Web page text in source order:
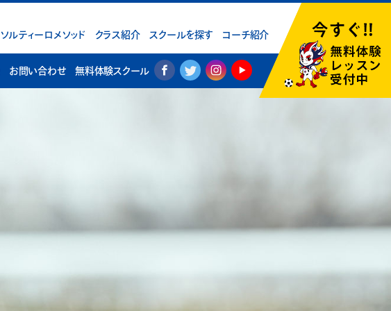
ソルティーロメソッド クラス紹介 スクールを探す コーチ紹介
お問い合わせ 無料体験スクール